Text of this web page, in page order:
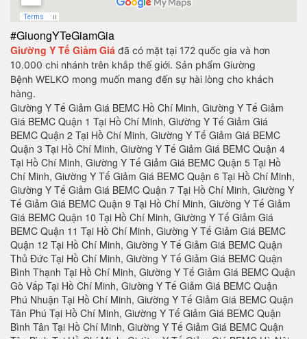
#GiuongYTeGiamGia
Giường Y Tế Giảm Giá đã có mặt tại 172 quốc gia và hơn
10.000 chi nhánh trên khắp thế giới. Sản phẩm Giường
Bệnh WELKO mong muốn mang đến sự hài lòng cho khách
hàng.
Giường Y Tế Giảm Giá BEMC Hồ Chí Minh, Giường Y Tế Giảm Giá BEMC Quận 1 Tại Hồ Chí Minh, Giường Y Tế Giảm Giá BEMC Quận 2 Tại Hồ Chí Minh, Giường Y Tế Giảm Giá BEMC Quận 3 Tại Hồ Chí Minh, Giường Y Tế Giảm Giá BEMC Quận 4 Tại Hồ Chí Minh, Giường Y Tế Giảm Giá BEMC Quận 5 Tại Hồ Chí Minh, Giường Y Tế Giảm Giá BEMC Quận 6 Tại Hồ Chí Minh, Giường Y Tế Giảm Giá BEMC Quận 7 Tại Hồ Chí Minh, Giường Y Tế Giảm Giá BEMC Quận 9 Tại Hồ Chí Minh, Giường Y Tế Giảm Giá BEMC Quận 10 Tại Hồ Chí Minh, Giường Y Tế Giảm Giá BEMC Quận 11 Tại Hồ Chí Minh, Giường Y Tế Giảm Giá BEMC Quận 12 Tại Hồ Chí Minh, Giường Y Tế Giảm Giá BEMC Quận Thủ Đức Tại Hồ Chí Minh, Giường Y Tế Giảm Giá BEMC Quận Bình Thạnh Tại Hồ Chí Minh, Giường Y Tế Giảm Giá BEMC Quận Gò Vấp Tại Hồ Chí Minh, Giường Y Tế Giảm Giá BEMC Quận Phú Nhuận Tại Hồ Chí Minh, Giường Y Tế Giảm Giá BEMC Quận Tân Phú Tại Hồ Chí Minh, Giường Y Tế Giảm Giá BEMC Quận Bình Tân Tại Hồ Chí Minh, Giường Y Tế Giảm Giá BEMC Quận Tân Bình Tại Hồ Chí Minh, Giường Y Tế Giảm Giá BEMC Hà Nội, Giường Y Tế Giảm Giá BEMC Quận Ba Đình Hà Nội, Giường Y Tế Giảm Giá BEMC Quận Hoàn Kiếm Hà Nội, Giường Y Tế Giảm Giá BEMC Quận Hai Bà Trưng Hà Nội, Giường Y Tế Giảm Giá BEMC Quận Đống Đa Hà Nội, Giường Y Tế Giảm Giá BEMC Quận Tây Hồ Hà Nội, Giường Y Tế Giảm Giá BEMC Quận Cầu Giấy Hà Nội, Giường Y Tế Giảm Giá BEMC Quận Thanh Xuân Hà Nội, Giường Y Tế Giảm Giá BEMC Quận Hoàng Mai Hà Nội, Giường Y Tế Giảm Giá BEMC Quận Long Biên Hà Nội, Giường Y Tế Giảm Giá BEMC Quận Bắc Từ Liêm Hà Nội, Giường Y Tế Giảm Giá BEMC Huyện Thanh Trì Hà Nội, Giường Y Tế Giảm Giá BEMC Huyện Gia Lâm Hà Nội, Giường Y Tế Giảm Giá BEMC Huyện Đông Anh Hà Nội, Giường Y Tế Giảm Giá BEMC Huyện Sóc Sơn Hà Nội, Giường Y Tế Giảm Giá BEMC Quận Hà Đông Hà Nội, Giường Y Tế Giảm Giá BEMC Thị xã Sơn Tây Hà Nội, Giường Y Tế Giảm Giá BEMC Huyện Ba Vì Hà Nội, Giường Y Tế Giảm Giá BEMC Huyện Phúc Thọ Hà Nội, Giường Y Tế Giảm Giá BEMC Huyện Thạch Thất Hà Nội, Giường Y Tế Giảm Giá BEMC Huyện Quốc Oai Hà Nội, Giường Y Tế Giảm Giá BEMC Huyện Chương Mỹ Hà Nội, Giường Y Tế Giảm Giá BEMC Huyện Đan Phượng Hà Nội, Giường Y Tế Giảm Giá BEMC Tại Huyện Tân Hiệp Tỉnh Kiên Giang, Giường Y Tế Giảm Giá BEMC Tại Huyện U Minh Thượng Tỉnh Kiên Giang, Giường Y Tế Giảm Giá BEMC Tại Huyện Vĩnh Thuận Tỉnh Kiên Giang, Giường Y Tế Giảm Giá BEMC Kon Tum, Giường Y Tế Giảm Giá BEMC Tại Thành phố Kon Tum Tỉnh Kon Tum, Giường Y Tế Giảm Giá BEMC Tại Huyện Đắk Glei Tỉnh Kon Tum, Giường Y Tế Giảm Giá BEMC Tại Huyện Đắk Hà Tỉnh Kon Tum, Giường Y Tế Giảm Giá BEMC Tại Huyện Đắk Tô Tỉnh Kon Tum, Giường Y Tế Giảm Giá BEMC Tại Huyện Ia H’Drai Tỉnh Kon Tum, Giường Y Tế Giảm Giá BEMC Tại Huyện Kon Plông Tỉnh Kon Tum, Giường Y Tế Giảm Giá BEMC Tại Huyện Kon Rẫy Tỉnh Kon Tum, Giường Y Tế Giảm Giá BEMC Tại Huyện Ngọc Hồi Tỉnh Kon Tum, Giường Y Tế Giảm Giá BEMC Tại Huyện Sa Thầy Tỉnh Kon Tum, Giường Y Tế Giảm Giá BEMC Tại Huyện Tu Mơ Rông Tỉnh Kon Tum, Giường Y Tế Giảm Giá BEMC Lai Châu, Giường Y Tế Giảm Giá BEMC Tại Thành phố Lai Châu Tỉnh Lai Châu, Giường Y Tế Giảm Giá BEMC Tại Huyện Mường Tè Tỉnh Lai Châu, Giường Y Tế Giảm Giá BEMC Tại Huyện Nậm Nhùn Tỉnh Lai Châu, Giường Y Tế Giảm Giá BEMC Tại Huyện Phong Thổ Tỉnh Lai Châu, Giường Y Tế Giảm Giá BEMC Tại Huyện Sìn Hồ Tỉnh Lai Châu, Giường Y Tế Giảm Giá BEMC Tại Huyện Tam Đường Tỉnh Lai Châu, Giường Y Tế Giảm Giá BEMC Tại Huyện Tân Uyên Tỉnh Lai Châu, Giường Y Tế Giảm Giá BEMC Tại Huyện Than Uyên Tỉnh Lai Châu, Giường Y Tế Giảm Giá BEMC Lào Cai, Giường Y Tế Giảm Giá BEMC Tại Thành phố Lào Cai Tỉnh Lào Cai, Giường Y Tế Giảm Giá BEMC Tại Thị xã Sa Pa Tỉnh Lào Cai, Giường Y Tế Giảm Giá BEMC Tại Huyện Bắc Hà Tỉnh Lào Cai, Giường Y Tế Giảm Giá BEMC Tại Huyện Bảo Thắng Tỉnh Lào Cai, Giường Y Tế Giảm Giá BEMC Tại Huyện Bảo Yên Tỉnh Lào Cai, Giường Y Tế Giảm Giá BEMC Tại Huyện Bát Xát Tỉnh Lào Cai, Giường Y Tế Giảm Giá BEMC Tại Huyện Mường Khương Tỉnh Lào Cai, Giường Y Tế Giảm Giá BEMC Tại Huyện Si Ma Cai Tỉnh Lào Cai, Giường Y Tế Giảm Giá BEMC Tại Huyện Văn Bàn Tỉnh Lào Cai, Giường Y Tế Giảm Giá BEMC Lạng Sơn, Giường Y Tế Giảm Giá BEMC Tại Thành phố Lạng Sơn Tỉnh Lạng Sơn, Giường Y Tế Giảm Giá BEMC Tại Huyện Tràng Định Tỉnh Lạng Sơn, Giường Y Tế Giảm Giá BEMC Tại Huyện Bình Gia Tỉnh Lạng Sơn, Giường Y Tế Giảm Giá BEMC Tại Huyện Văn Lãng Tỉnh Lạng Sơn, Giường Y Tế Giảm Giá BEMC Tại Huyện Bắc Sơn Tỉnh Lạng Sơn, Giường Y Tế Giảm Giá BEMC Tại Huyện Văn Quan Tỉnh Lạng Sơn, Giường Y Tế Giảm Giá BEMC Tại Huyện Cao Lộc Tỉnh Lạng Sơn, Giường Y Tế Giảm Giá BEMC Tại Huyện Lộc Bình Tỉnh Lạng Sơn, Giường Y Tế Giảm Giá BEMC Tại Huyện Chi Lăng Tỉnh Lạng Sơn, Giường Y Tế Giảm Giá BEMC Tại Huyện Đình Lập Tỉnh Lạng Sơn, Giường Y Tế Giảm Giá BEMC Tại Huyện Hữu Lũng Tỉnh Lạng Sơn, Giường Y Tế Giảm Giá BEMC Lâm Đồng, Giường Y Tế Giảm Giá BEMC Tại Thành phố Đà Lạt Tỉnh Lâm Đồng, Giường Y Tế Giảm Giá BEMC Tại Thị Xã Bảo Lộc Tỉnh Lâm Đồng, Giường Y Tế Giảm Giá BEMC Tại Huyện Đức Trọng Tỉnh Lâm Đồng, Giường Y Tế Giảm Giá BEMC Tại Huyện Di Linh Tỉnh Lâm Đồng, Giường Y Tế Giảm Giá BEMC Tại Huyện Đơn Dương, Giường Y Tế Giảm Giá BEMC Tại Huyện Lạc Dương Tỉnh Lâm Đồng, Giường Y Tế Giảm Giá BEMC Tại Huyện Đạ Huoai Tỉnh Lâm Đồng, Giường Y Tế Giảm Giá BEMC Tại Huyện Đạ Tẻh Tỉnh Lâm Đồng, Giường Y Tế Giảm Giá BEMC Tại Huyện Cát Tiên Tỉnh Lâm Đồng, Giường Y Tế Giảm Giá BEMC Tại Huyện Lâm Hà Tỉnh Lâm Đồng, Giường Y Tế Giảm Giá BEMC Tại Huyện Bảo Lâm Tỉnh Lâm Đồng, Giường Y Tế Giảm Giá BEMC Tại Huyện Đam Rông Tỉnh Lâm Đồng, Giường Y Tế Giảm Giá BEMC Đà Lạt, Giường Y Tế Giảm Giá BEMC Long An, Giường Y Tế Giảm Giá BEMC Tại Thành phố Tân An Tỉnh Long An, Giường Y Tế Giảm Giá BEMC Tại Thị xã Kiến Tường Tỉnh Long An, Giường Y Tế Giảm Giá BEMC Tại Huyện Bến Lức Tỉnh Long An, Giường Y Tế Giảm Giá BEMC Tại Huyện Cần Đước Tỉnh Long An, Giường Y Tế Giảm Giá BEMC Tại Huyện Cần Giuộc Tỉnh Long An, Giường Y Tế Giảm Giá BEMC Tại Huyện Châu Thành Tỉnh Long An, Giường Y Tế Giảm Giá BEMC Tại Huyện Đức Hòa Tỉnh Long An, Giường Y Tế Giảm Giá BEMC Tại Huyện Đức Huệ Tỉnh Long An, Giường Y Tế Giảm Giá BEMC Tại Huyện Mộc Hóa Tỉnh Long An, Giường Y Tế Giảm Giá BEMC Tại Huyện Tân Hưng Tỉnh Long An, Giường Y Tế Giảm Giá BEMC Tại Huyện Tân Thạnh Tỉnh Long An, Giường Y Tế Giảm Giá BEMC Tại Huyện Tân Trụ Tỉnh Long An, Giường Y Tế Giảm Giá BEMC Tại Huyện Thạnh Hóa Tỉnh Long An, Giường Y Tế Giảm Giá BEMC Tại Huyện Thủ Thừa Tỉnh Long An, Giường Y Tế Giảm Giá BEMC Tại Huyện Vĩnh Hưng Tỉnh Long An, Giường Y Tế Giảm Giá BEMC Nam Định, Giường Y Tế Giảm Giá BEMC Tại Thành phố Nam Định Tỉnh Nam Định, Giường Y Tế Giảm Giá BEMC Tại Huyện Giao Thủy Tỉnh Nam Định, Giường Y Tế Giảm Giá BEMC Tại Huyện Hải Hậu Tỉnh Nam Định, Giường Y Tế Giảm Giá BEMC Tại Huyện Mỹ Lộc Tỉnh Nam Định, Giường Y Tế Giảm Giá BEMC Tại Huyện Nam Trực Tỉnh Nam Định, Giường Y Tế Giảm Giá BEMC Tại Huyện Nghĩa Hưng Tỉnh Nam Định, Giường Y Tế Giảm Giá BEMC Tại Huyện Trực Ninh Tỉnh Nam Định, Giường Y Tế Giảm Giá BEMC Tại Huyện Vụ Bản Tỉnh Nam Định, Giường Y Tế Giảm Giá BEMC Tại Huyện Xuân Trường Tỉnh Nam Định, Giường Y Tế Giảm Giá BEMC Tại Huyện Ý Yên Tỉnh Nam Định, Giường Y Tế Giảm Giá BEMC Nghệ An, Giường Y Tế Giảm Giá BEMC Tại Thành phố Vinh Tỉnh Nghệ An, Thị xã Cửa Lò Tỉnh Nghệ An, Giường Y Tế Giảm Giá BEMC Tại Thị xã Hoàng Mai Tỉnh Nghệ An, Giường Y Tế Giảm Giá BEMC Tại Thị xã Thái Hòa Tỉnh Nghệ An, Giường Y Tế Giảm Giá BEMC Tại Huyện Anh Sơn Tỉnh Nghệ An, Giường Y Tế Giảm Giá BEMC Tại Huyện Con Cuông Tỉnh Nghệ An, Giường Y Tế Giảm Giá BEMC Tại Huyện Diễn Châu Tỉnh Nghệ An, Giường Y Tế Giảm Giá BEMC Tại Huyện Đô Lương Tỉnh Nghệ An, Giường Y Tế Giảm Giá BEMC Tại Huyện Hưng Nguyên Tỉnh Nghệ An, Giường Y Tế Giảm Giá BEMC Tại Huyện Kỳ Sơn Tỉnh Nghệ An, Giường Y Tế Giảm Giá BEMC Tại Huyện Nam Đàn Tỉnh Nghệ An, Giường Y Tế Giảm Giá BEMC Tại Huyện Nghi Lộc Tỉnh Nghệ An, Giường Y Tế Giảm Giá BEMC Tại Huyện Nghĩa Đàn Tỉnh Nghệ An, Giường Y Tế Giảm Giá BEMC Tại Huyện Quế Phong Tỉnh Nghệ An, Giường Y Tế Giảm Giá BEMC Tại Huyện Quỳ Châu Tỉnh Nghệ An, Giường Y Tế Giảm Giá BEMC Tại Huyện Quỳ Hợp Tỉnh Nghệ An, Giường Y Tế Giảm Giá BEMC Tại Huyện Quỳnh Lưu Tỉnh Nghệ An, Giường Y Tế Giảm Giá BEMC Tại Huyện Tân Kỳ Tỉnh Nghệ An, Giường Y Tế Giảm Giá BEMC Tại Huyện Thanh Chương Tỉnh Nghệ An, Giường Y Tế Giảm Giá BEMC Tại Huyện Tương Dương Tỉnh Nghệ An, Giường Y Tế Giảm Giá BEMC Tại Huyện Yên Thành Tỉnh Nghệ An, Giường Y Tế Giảm Giá BEMC Ninh Bình, Giường Y Tế Giảm Giá BEMC Tại Thành phố Ninh Bình Tỉnh Ninh Bình, Giường Y Tế Giảm Giá BEMC Tại Thành phố Tam Điệp Tỉnh Ninh Bình, Giường Y Tế Giảm Giá BEMC Tại Huyện Gia Viễn Tỉnh Ninh Bình, Giường Y Tế Giảm Giá BEMC Tại Huyện Hoa Lư Tỉnh Ninh Bình, Giường Y Tế Giảm Giá BEMC Tại Huyện Kim Sơn Tỉnh Ninh Bình, Giường Y Tế Giảm Giá BEMC Tại Huyện Nho Quan Tỉnh Ninh Bình, Giường Y Tế Giảm Giá BEMC Tại Huyện Yên Khánh Tỉnh Ninh Bình, Giường Y Tế Giảm Giá BEMC Tại Huyện Yên Mô Tỉnh Ninh Bình, Giường Y Tế Giảm Giá BEMC Ninh Thuận, Giường Y Tế Giảm Giá BEMC Tại Thành phố Phan Rang - Tháp Chàm Tỉnh Ninh Thuận, Giường Y Tế Giảm Giá BEMC Tại Huyện Huyện Ninh Hải Tỉnh Ninh Thuận, Giường Y Tế Giảm Giá BEMC Tại Huyện Ninh Phước Tỉnh Ninh Thuận, Giường Y Tế Giảm Giá BEMC Tại Huyện Ninh Sơn Tỉnh Ninh Thuận, Giường Y Tế Giảm Giá BEMC Tại Huyện Thuận Bắc Tỉnh Ninh Thuận, Giường Y Tế Giảm Giá BEMC Tại Huyện Thuận Nam Tỉnh Ninh Thuận, Giường Y Tế Giảm Giá BEMC Phú Thọ, Giường Y Tế Giảm Giá BEMC Tại Thành phố Việt Trì Tỉnh Phú Thọ, Giường Y Tế Giảm Giá BEMC Tại Thị xã Phú Thọ Tỉnh Phú Thọ, Giường Y Tế Giảm Giá BEMC Tại Huyện Cẩm Khê Tỉnh Phú Thọ, Giường Y Tế Giảm Giá BEMC Tại Huyện Đoan Hùng Tỉnh Phú Thọ, Giường Y Tế Giảm Giá BEMC Tại Huyện Hạ Hòa Tỉnh Phú Thọ, Giường Y Tế Giảm Giá BEMC Tại Huyện Lâm Thao Tỉnh Phú Thọ, Giường Y Tế Giảm Giá BEMC Tại Huyện Phù Ninh Tỉnh Phú Thọ, Giường Y Tế Giảm Giá BEMC Tại Huyện Tam Nông Tỉnh Phú Thọ, Giường Y Tế Giảm Giá BEMC Tại Huyện Tân Sơn Tỉnh Phú Thọ, Giường Y Tế Giảm Giá BEMC Tại Huyện Thanh Ba Tỉnh Phú Thọ, Giường Y Tế Giảm Giá BEMC Tại Huyện Thanh Sơn Tỉnh Phú Thọ, Giường Y Tế Giảm Giá BEMC Tại Huyện Thanh Thủ